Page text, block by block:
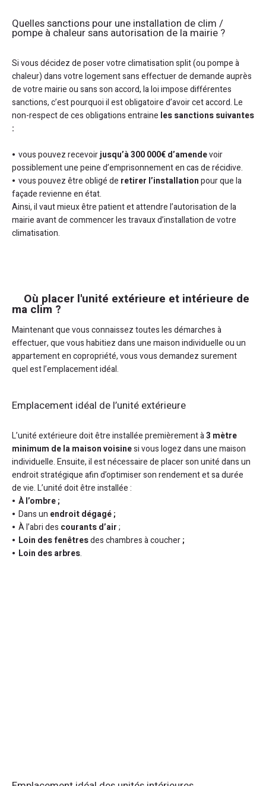
Quelles sanctions pour une installation de clim /
pompe à chaleur sans autorisation de la mairie ?
Si vous décidez de poser votre climatisation split (ou pompe à
chaleur) dans votre logement sans effectuer de demande auprès
de votre mairie ou sans son accord, la loi impose différentes
sanctions, c’est pourquoi il est obligatoire d’avoir cet accord. Le
non-respect de ces obligations entraine les sanctions suivantes
:
vous pouvez recevoirjusqu’à 300 000€ d’amendevoir
possiblement une peine d’emprisonnement en cas de récidive.
vous pouvez être obligé de retirer l’installationpour que la
façade revienne en état.
Ainsi, il vaut mieux être patient et attendre l’autorisation de la
mairie avant de commencer les travaux d’installation de votre
climatisation.
Où placer l'unité extérieure et intérieure de
ma clim ?
Maintenant que vous connaissez toutes les démarches à
effectuer, que vous habitiez dans une maison individuelle ou un
appartement en copropriété, vous vous demandez surement
quel est l’emplacement idéal.
Emplacement idéal de l’unité extérieure
L’unité extérieure doit être installée premièrement à3 mètre
minimum de la maison voisinesi vous logez dans une maison
individuelle. Ensuite, il est nécessaire de placer son unité dans un
endroit stratégique afin d’optimiser son rendement et sa durée
de vie. L’unité doit être installée :
À l’ombre ;
Dans un endroit dégagé ;
À l’abri des courants d’air;
Loin des fenêtresdes chambres à coucher;
Loin des arbres.